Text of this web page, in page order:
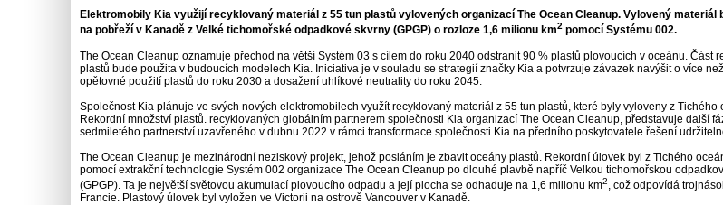
Elektromobily Kia využijí recyklovaný materiál z 55 tun plastů vylovených organizací The Ocean Cleanup. Vylovený materiál
na pobřeží v Kanadě z Velké tichomořské odpadkové skvrny (GPGP) o rozloze 1,6 milionu km2pomocí Systému 002.
The Ocean Cleanup oznamuje přechod na větší Systém 03 s cílem do roku 2040 odstranit 90 % plastů plovoucích v oceánu. Část
plastů bude použita v budoucích modelech Kia. Iniciativa je v souladu se strategií značky Kia a potvrzuje závazek navýšit o více
opětovné použití plastů do roku 2030 a dosažení uhlíkové neutrality do roku 2045.
Společnost Kia plánuje ve svých nových elektromobilech využít recyklovaný materiál z 55 tun plastů, které byly vyloveny z Tichého
Rekordní množství plastů. recyklovaných globálním partnerem společnosti Kia organizací The Ocean Cleanup, představuje další
sedmiletého partnerství uzavřeného v dubnu 2022 v rámci transformace společnosti Kia na předního poskytovatele řešení
The Ocean Cleanup je mezinárodní neziskový projekt, jehož posláním je zbavit oceány plastů. Rekordní úlovek byl z Tichého
pomocí extrakční technologie Systém 002 organizace The Ocean Cleanup po dlouhé plavbě napříč Velkou tichomořskou
(GPGP). Ta je největší světovou akumulací plovoucího odpadu a její plocha se odhaduje na 1,6 milionu km2
, což odpovídá
Francie. Plastový úlovek byl vyložen ve Victorii na ostrově Vancouver v Kanadě.